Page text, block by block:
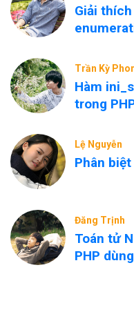
Giải
Trần Kỳ
Hàm
trong
Lệ Nguyễn
Phân biệt
Đăng Trịnh
Toán tử
PHP